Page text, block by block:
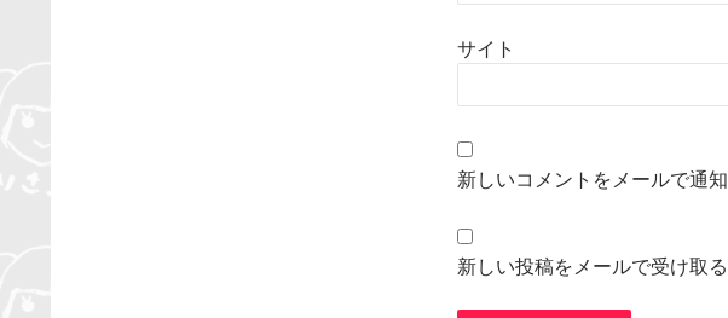
サイト
新しいコメントをメールで通知
新しい投稿をメールで受け取る